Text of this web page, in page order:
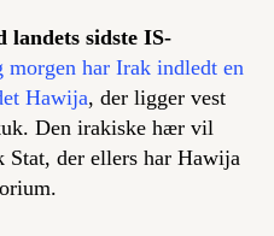
sidste IS-
morgen har Irak indledt en
Hawija, der ligger vest
Den irakiske hær vil
der ellers har Hawija